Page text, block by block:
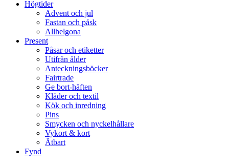
Högtider
Advent och jul
Fastan och påsk
Allhelgona
Present
Påsar och etiketter
Utifrån ålder
Anteckningsböcker
Fairtrade
Ge bort-häften
Kläder och textil
Kök och inredning
Pins
Smycken och nyckelhållare
Vykort & kort
Ätbart
Fynd